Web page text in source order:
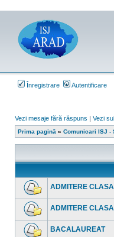
Înregistrare Autentificare
Vezi mesaje fără răspuns | Vezi
Prima pagină » Comunicari ISJ -
Nu
sunt
mesaje
ADMITERE
Nu
sunt
mesaje
ADMITERE
BACALAUREAT